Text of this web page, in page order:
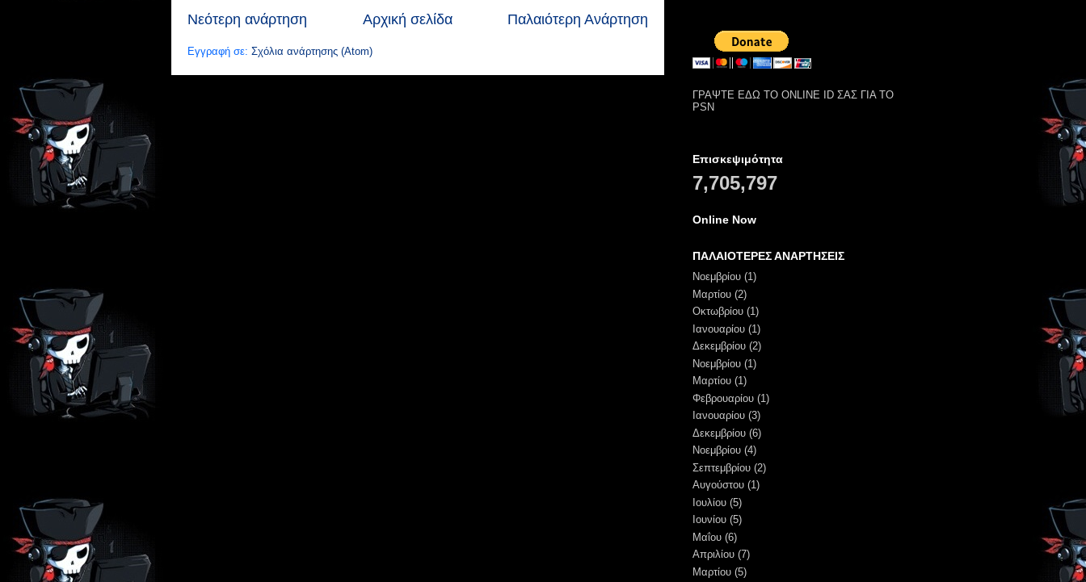
Νεότερη ανάρτηση Παλαιότερη Ανάρτηση
Αρχική σελίδα
Εγγραφή σε: Σχόλια ανάρτησης (Atom)
ΓΡΑΨΤΕ ΕΔΩ ΤΟ ONLINE ID ΣΑΣ ΓΙΑ ΤΟ
PSN
Επισκεψιμότητα
7,705,797
Online Now
ΠΑΛΑΙΟΤΕΡΕΣ ΑΝΑΡΤΗΣΕΙΣ
Νοεμβρίου (1)
Μαρτίου (2)
Οκτωβρίου (1)
Ιανουαρίου (1)
Δεκεμβρίου (2)
Νοεμβρίου (1)
Μαρτίου (1)
Φεβρουαρίου (1)
Ιανουαρίου (3)
Δεκεμβρίου (6)
Νοεμβρίου (4)
Σεπτεμβρίου (2)
Αυγούστου (1)
Ιουλίου (5)
Ιουνίου (5)
Μαΐου (6)
Απριλίου (7)
Μαρτίου (5)